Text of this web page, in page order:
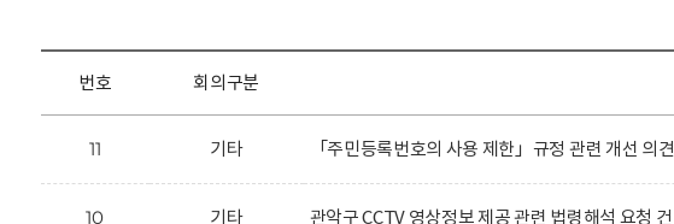
번호 회의구분
11 기타 「주민등록번호의 사용 제한」규정 관련 개선 의견
10 기타 관악구 CCTV 영상정보 제공 관련 법령해석 요청 건